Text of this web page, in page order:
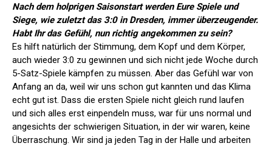
Nach dem holprigen Saisonstart werden Eure Spiele und
Siege, wie zuletzt das 3:0 in Dresden, immer überzeugender.
Habt Ihr das Gefühl, nun richtig angekommen zu sein?
Es hilft natürlich der Stimmung, dem Kopf und dem Körper,
auch wieder 3:0 zu gewinnen und sich nicht jede Woche durch
5-Satz-Spiele kämpfen zu müssen. Aber das Gefühl war von
Anfang an da, weil wir uns schon gut kannten und das Klima
echt gut ist. Dass die ersten Spiele nicht gleich rund laufen
und sich alles erst einpendeln muss, war für uns normal und
angesichts der schwierigen Situation, in der wir waren, keine
Überraschung. Wir sind ja jeden Tag in der Halle und arbeiten